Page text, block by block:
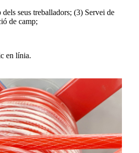
seus treballadors; (3) Servei de
de camp;
en línia.